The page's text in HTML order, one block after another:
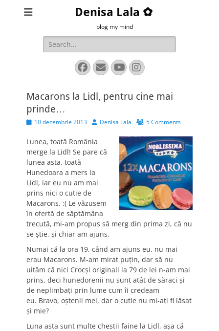
Denisa Lala ✿
blog my mind
Search
for:
Facebook
EmailYouTube
Instagram
Macarons la Lidl, pentru cine mai
prinde…
Posted10 decembrie 2013 AuthorDenisa Lala 5 Comments
Lunea, toată România
merge la Lidl! Se pare că
lunea asta, toată
Hunedoara a mers la
Lidl, iar eu nu am mai
prins nici o cutie de
Macarons. :( Le văzusem
în ofertă de săptămâna
trecută, mi-am propus să merg din prima zi, că nu
se ştie, şi chiar am ajuns.
Numai că la ora 19, când am ajuns eu, nu mai
erau Macarons. M-am mirat puţin, dar să nu
uităm că nici Crocşi originali la 79 de lei n-am mai
prins, deci hunedorenii nu sunt atât de săraci şi
de neplimbaţi prin lume cum îi credeam
eu. Bravo, oştenii mei, dar o cutie nu mi-aţi fi lăsat
şi mie?
Luna asta sunt multe chestii faine la Lidl, aşa că